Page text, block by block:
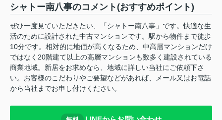
シャトー南八事のコメント(おすすめポイント)
ぜひ一度見ていただきたい、「シャトー南八事」です。快適な生
活のために設計された中古マンションです。駅から物件まで徒歩
10分です。相対的に地価が高くなるため、中高層マンションだけ
ではなく20階建て以上の高層マンションも数多く建設されている
商業地域。新居をお求めなら、地域に詳しい当社にご依頼下さ
い。お客様のこだわりやご要望などがあれば、メール又はお電話
から当社までお申し付けください。